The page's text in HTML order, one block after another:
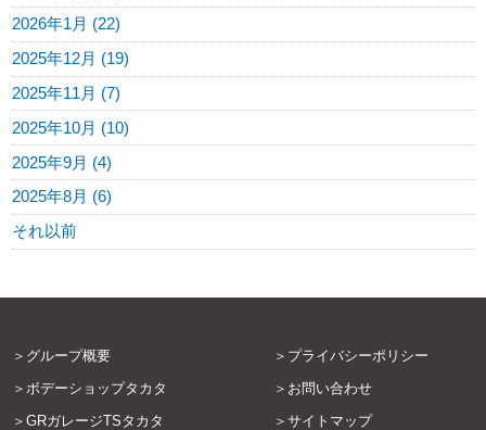
2026年1月 (22)
2025年12月 (19)
2025年11月 (7)
2025年10月 (10)
2025年9月 (4)
2025年8月 (6)
それ以前
グループ概要
ボデーショップタカタ
GRガレージTSタカタ
プライバシーポリシー
お問い合わせ
サイトマップ